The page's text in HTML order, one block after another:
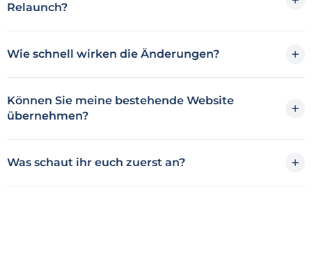
Relaunch?
Wie schnell wirken die Änderungen?
Können Sie meine bestehende Website
übernehmen?
Was schaut ihr euch zuerst an?